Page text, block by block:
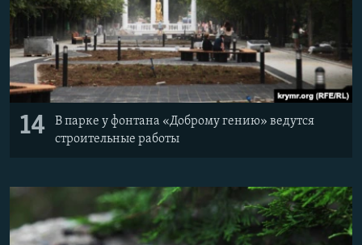
14
В парке у фонтана «Доброму гению» ведутся
строительные работы